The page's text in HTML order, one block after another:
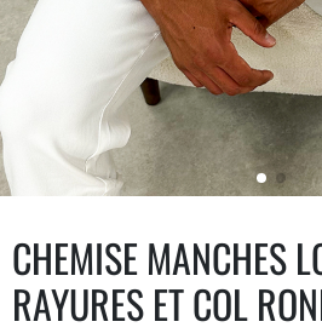
CHEMISE MANCHES
RAYURES ET COL